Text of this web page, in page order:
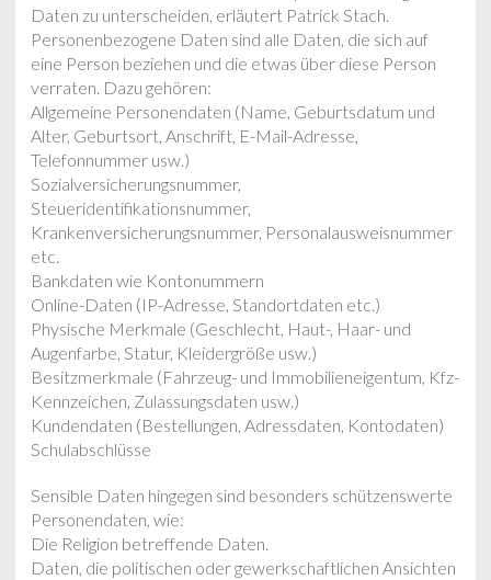
Daten zu unterscheiden, erläutert Patrick Stach.
Personenbezogene Daten sind alle Daten, die sich auf
eine Person beziehen und die etwas über diese Person
verraten. Dazu gehören:
Allgemeine Personendaten (Name, Geburtsdatum und
Alter, Geburtsort, Anschrift, E-Mail-Adresse,
Telefonnummer usw.)
Sozialversicherungsnummer,
Steueridentifikationsnummer,
Krankenversicherungsnummer, Personalausweisnummer
etc.
Bankdaten wie Kontonummern
Online-Daten (IP-Adresse, Standortdaten etc.)
Physische Merkmale (Geschlecht, Haut-, Haar- und
Augenfarbe, Statur, Kleidergröße usw.)
Besitzmerkmale (Fahrzeug- und Immobilieneigentum, Kfz-
Kennzeichen, Zulassungsdaten usw.)
Kundendaten (Bestellungen, Adressdaten, Kontodaten)
Schulabschlüsse
Sensible Daten hingegen sind besonders schützenswerte
Personendaten, wie:
Die Religion betreffende Daten.
Daten, die politischen oder gewerkschaftlichen Ansichten